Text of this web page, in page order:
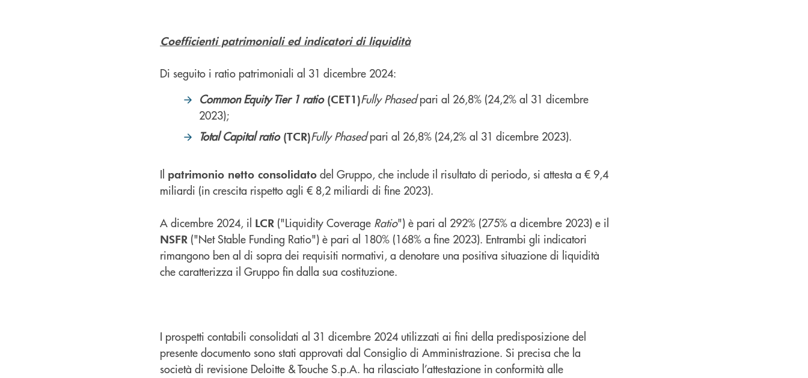
Coefficienti patrimoniali ed indicatori di liquidità
Di seguito i ratio patrimoniali al 31 dicembre 2024:
Common Equity Tier 1 ratio(CET1)Fully Phasedpari al 26,8% (24,2% al 31 dicembre
2023);
Total Capital ratio(TCR)Fully Phasedpari al 26,8% (24,2% al 31 dicembre 2023).
Il patrimonio netto consolidato del Gruppo, che include il risultato di periodo, si attesta a € 9,4
miliardi (in crescita rispetto agli € 8,2 miliardi di fine 2023).
A dicembre 2024, il LCR ("Liquidity Coverage Ratio") è pari al 292% (275% a dicembre 2023) e il
NSFR ("Net Stable Funding Ratio") è pari al 180% (168% a fine 2023). Entrambi gli indicatori
rimangono ben al di sopra dei requisiti normativi, a denotare una positiva situazione di liquidità
che caratterizza il Gruppo fin dalla sua costituzione.
I prospetti contabili consolidati al 31 dicembre 2024 utilizzati ai fini della predisposizione del
presente documento sono stati approvati dal Consiglio di Amministrazione. Si precisa che la
società di revisione Deloitte & Touche S.p.A. ha rilasciato l’attestazione in conformità alle